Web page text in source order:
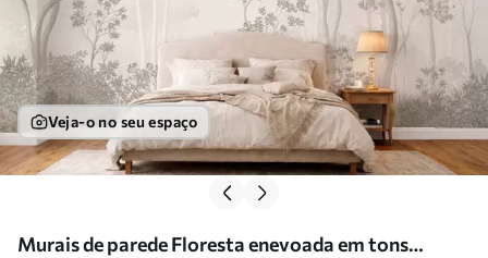
Veja-o no seu espaço
Murais de parede Floresta enevoada em tons